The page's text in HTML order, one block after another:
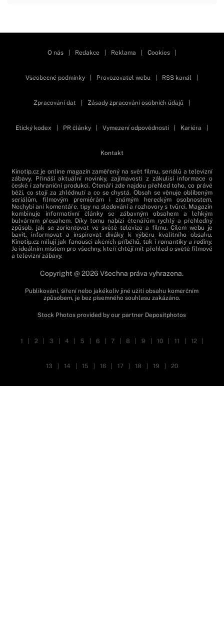
O nás Redakce Reklama Cookies
Všeobecné podmínky Provozovatel webu RSS kanál
Zpracování dat Zásady zpracování osobních údajů
Etický kodex PR články Vymezení odpovědnosti Kariéra
Kontakt
Kinotip.cz je online magazín zaměřený na svět filmu, seriálů a televizní
zábavy. Přináší aktuální novinky, zajímavosti z zákulisí informace o
české i zahraniční produkci. Čtenáři zde najdou přehled toho, co právě
běží, co stojí za zhlédnutí a co se chystá. Obsah se věnuje oblíbeným
seriálům, filmovým premiérám i známým hereckým osobnostem.
Nechybí ani komentáře, tipy na sledování a rozhovory s tvůrci. Magazín
kombinuje informativní články se zábavným obsahem a lehkým
bulvárním přesahem. Díky tomu nabízí čtenářům rychlý a přehledný
způsob, jak se zorientovat ve světě televize a filmu. Cílem webu je
bavit, informovat a inspirovat diváky k výběru kvalitního obsahu.
Kinotip.cz milují jak fanoušci akčních příběhů, tak i romantiky a rodiny.
Je ideálním místem pro všechny, kteří chtějí mít přehled o světě filmové
a televizní zábavy.
Copyright @ 2026 Všechna práva vyhrazena.
Publikování, šíření nebo jakékoliv jiné užití obsahu komerčním
způsobem, je bez písemného souhlasu zakázáno.
Stock Photos provided by our partner Depositphotos
1 2 3 4 5 6 7 8 9 10 11 12
13 14 15 16 17 18 19 20